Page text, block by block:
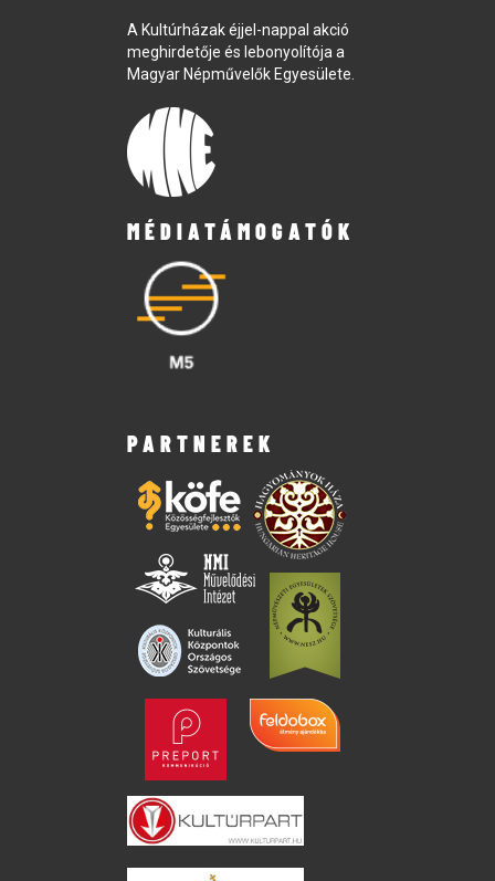
A Kultúrházak éjjel-nappal akció
meghirdetője és lebonyolítója a
Magyar Népművelők Egyesülete.
MÉDIATÁMOGATÓK
PARTNEREK